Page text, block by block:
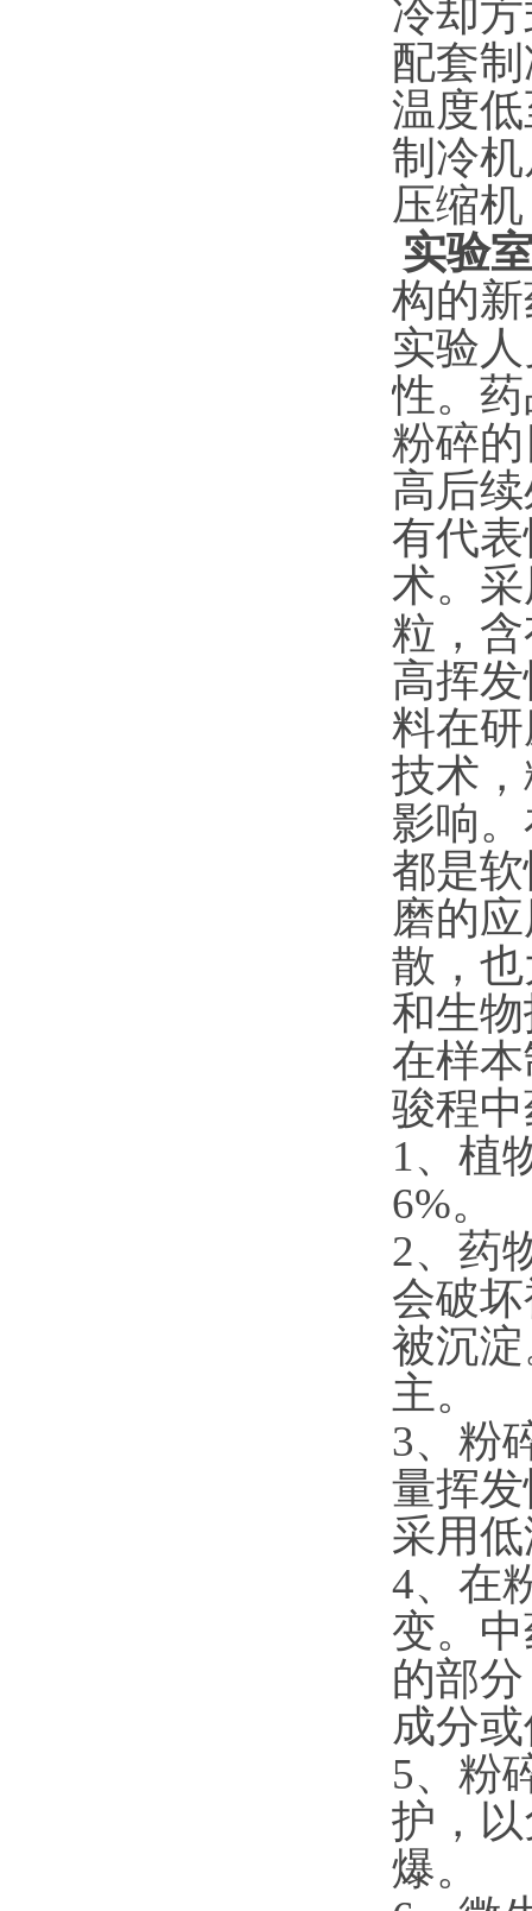
冷却
配套
温度
制冷机
压缩
实验
构的
实验
性。
粉碎
高后
有代
术。
粒，
高挥
料在
技术
影响
都是
磨的
散，
和生
在样
骏程
1、植
6%。
2、药
会破
被沉
主。
3、粉
量挥
采用
4、在
变。
的部
成分
5、粉
护，
爆。